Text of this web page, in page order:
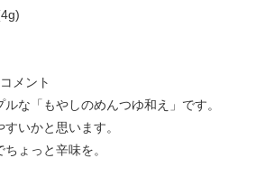
メント
な「もやしのめんつゆ和え」です。
いかと思います。
ょっと辛味を。